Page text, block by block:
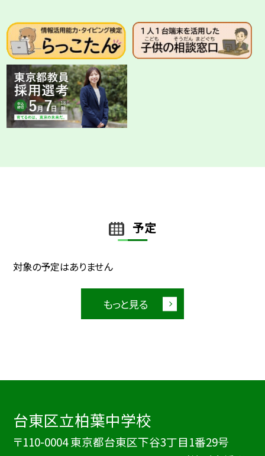
予定
対象の予定はありません
もっと見る
台東区立柏葉中学校
〒110-0004 東京都台東区下谷3丁目1番29号